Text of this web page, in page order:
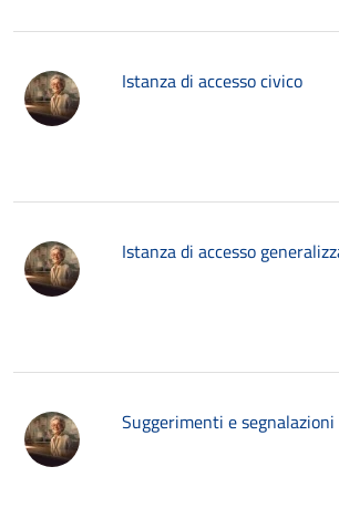
Istanza di accesso civico
Istanza di accesso
Suggerimenti e segnalazioni